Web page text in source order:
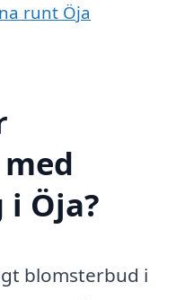
runt Öja
i Öja?
blomsterbud i